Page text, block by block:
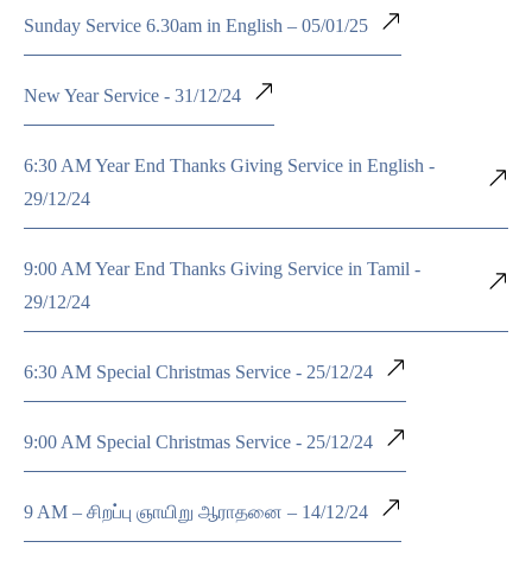
Sunday Service 6.30am in English – 05/01/25
New Year Service - 31/12/24
6:30 AM Year End Thanks Giving Service in English -
29/12/24
9:00 AM Year End Thanks Giving Service in Tamil -
29/12/24
6:30 AM Special Christmas Service - 25/12/24
9:00 AM Special Christmas Service - 25/12/24
9 AM – சிறப்பு ஞாயிறு ஆராதனை – 14/12/24